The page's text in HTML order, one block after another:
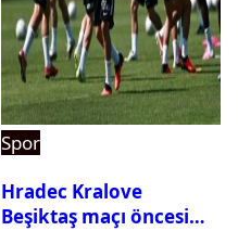
Spor
Hradec Kralove
Beşiktaş maçı öncesi